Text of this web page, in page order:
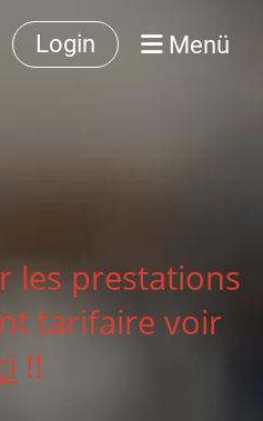
Login Menü
les prestations
tarifaire voir
!!